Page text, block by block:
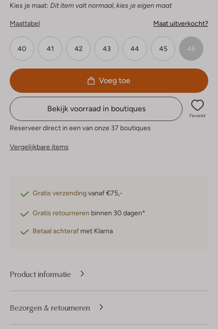
Kies je maat: Dit item valt normaal, kies je eigen maat
Maattabel Maat uitverkocht?
40 41 42 43 44 45 46
Voeg toe
Bekijk voorraad in boutiques
Favoriet
Reserveer direct in een van onze 37 boutiques
Vergelijkbare items
Gratis verzendingvanaf €75,-
Gratis retourneren binnen 30 dagen*
Betaal achteraf met Klarna
Product informatie
Bezorgen & retourneren